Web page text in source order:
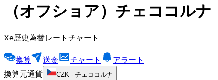
（オフショア）チェココルナ
Xe歴史為替レートチャート
換算 送金 チャート
アラート
換算元通貨
CZK - チェココルナ